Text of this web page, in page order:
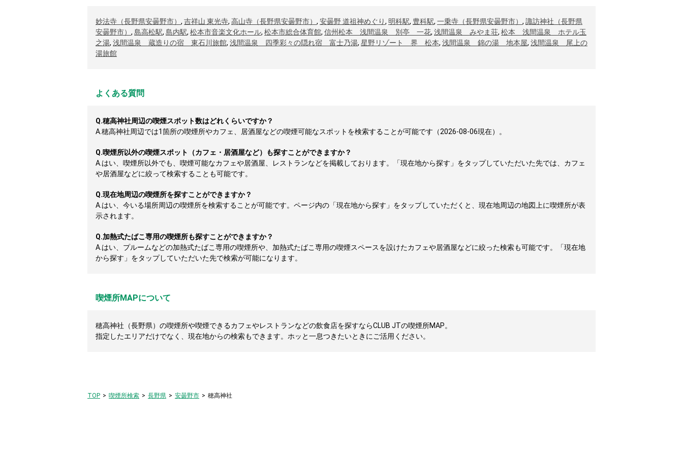
妙法寺（長野県安曇野市） , 吉祥山 東光寺, 高山寺（長野県安曇野市） , 安曇野 道祖神めぐり, 明科駅, 豊科駅, 一乗寺（長野県安曇野市） , 諏訪神社（長野県
安曇野市） , 島高松駅, 島内駅, 松本市音楽文化ホール, 松本市総合体育館, 信州松本 浅間温泉 別亭 一花, 浅間温泉 みやま荘, 松本 浅間温泉 ホテル玉
之湯, 浅間温泉 蔵造りの宿 東石川旅館, 浅間温泉 四季彩々の隠れ宿 富士乃湯, 星野リゾート 界 松本, 浅間温泉 錦の湯 地本屋, 浅間温泉 尾上の
湯旅館
よくある質問
Q.穂高神社周辺の喫煙スポット数はどれくらいですか？
A.穂高神社周辺では1箇所の喫煙所やカフェ、居酒屋などの喫煙可能なスポットを検索することが可能です（2026-08-06現在）。
Q.喫煙所以外の喫煙スポット（カフェ・居酒屋など）も探すことができますか？
A. はい、喫煙所以外でも、喫煙可能なカフェや居酒屋、レストランなどを掲載しております。「現在地から探す」をタップしていただいた先では、カフェ
や居酒屋などに絞って検索することも可能です。
Q.現在地周辺の喫煙所を探すことができますか？
A. はい、今いる場所周辺の喫煙所を検索することが可能です。ページ内の「現在地から探す」をタップしていただくと、現在地周辺の地図上に喫煙所が表
示されます。
Q.加熱式たばこ専用の喫煙所も探すことができますか？
A. はい、プルームなどの加熱式たばこ専用の喫煙所や、加熱式たばこ専用の喫煙スペースを設けたカフェや居酒屋などに絞った検索も可能です。「現在地
から探す」をタップしていただいた先で検索が可能になります。
喫煙所MAPについて
穂高神社（長野県）の喫煙所や喫煙できるカフェやレストランなどの飲食店を探すならCLUB JTの喫煙所MAP。
指定したエリアだけでなく、現在地からの検索もできます。ホッと一息つきたいときにご活用ください。
TOP 喫煙所検索 長野県 安曇野市 穂高神社